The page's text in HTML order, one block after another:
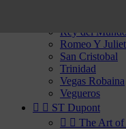
Rey del
Romeo Y
San Cristobal
Trinidad
Vegas Robaina
Vegueros
  ST Dupont
  The Art of